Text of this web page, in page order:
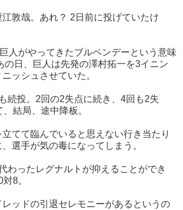
敦哉。あれ？ 2日前に投げていたけ
人がやってきたブルペンデーという意味
の日、巨人は先発の澤村拓一を3イニン
ッシュさせていた。
続投。2回の2失点に続き、4回も2失
結局、途中降板。
てて臨んでいると思えない行き当たり
選手が気の毒になってしまう。
わったレグナルトが抑えることができ
8。
ッドの引退セレモニーがあるというの